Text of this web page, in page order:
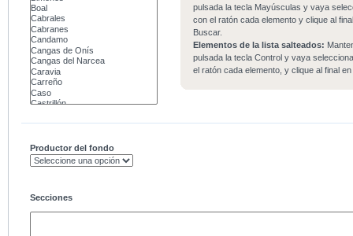
pulsada la tecla Mayúsculas y vaya
con el ratón cada elemento y clique al
Buscar.
Elementos de la lista salteados:
pulsada la tecla Control y vaya
el ratón cada elemento, y clique al final
Productor del fondo
Secciones